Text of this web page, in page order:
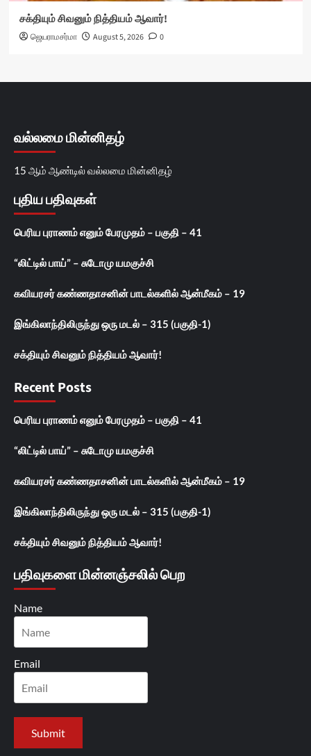
சக்தியும் சிவனும் நித்தியம் ஆவார்!
ஜெயராமசர்மா August 5, 2026 0
வல்லமை மின்னிதழ்
15 ஆம் ஆண்டில் வல்லமை மின்னிதழ்
புதிய பதிவுகள்
பெரிய புராணம் எனும் பேரமுதம் – பகுதி – 41
“லிட்டில் பாய்” – சுடோமு யமகுச்சி
கவியரசர் கண்ணதாசனின் பாடல்களில் ஆன்மீகம் – 19
இங்கிலாந்திலிருந்து ஒரு மடல் – 315 (பகுதி-1)
சக்தியும் சிவனும் நித்தியம் ஆவார்!
Recent Posts
பெரிய புராணம் எனும் பேரமுதம் – பகுதி – 41
“லிட்டில் பாய்” – சுடோமு யமகுச்சி
கவியரசர் கண்ணதாசனின் பாடல்களில் ஆன்மீகம் – 19
இங்கிலாந்திலிருந்து ஒரு மடல் – 315 (பகுதி-1)
சக்தியும் சிவனும் நித்தியம் ஆவார்!
பதிவுகளை மின்னஞ்சலில் பெற
Name
Email